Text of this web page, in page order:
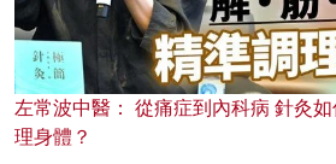
左常波中醫： 從痛症到內科病 針灸
理身體？